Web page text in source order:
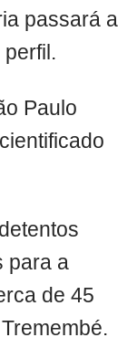
passará a
Paulo
para a
de 45